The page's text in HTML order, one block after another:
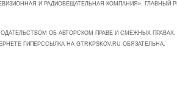
И РАДИОВЕЩАТЕЛЬНАЯ КОМПАНИЯ». ГЛАВНЫЙ
ОБ АВТОРСКОМ ПРАВЕ И СМЕЖНЫХ
ГИПЕРССЫЛКА НА GTRKPSKOV.RU ОБЯЗАТЕЛЬНА.